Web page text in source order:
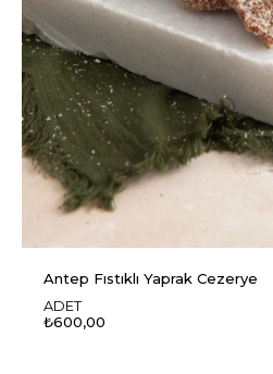
Antep Fıstıklı Yaprak Cezerye
ADET
₺600,00